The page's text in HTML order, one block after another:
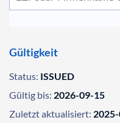
Gültigkeit
Status: ISSUED
Gültig bis: 2026-09-15
Zuletzt aktualisiert: